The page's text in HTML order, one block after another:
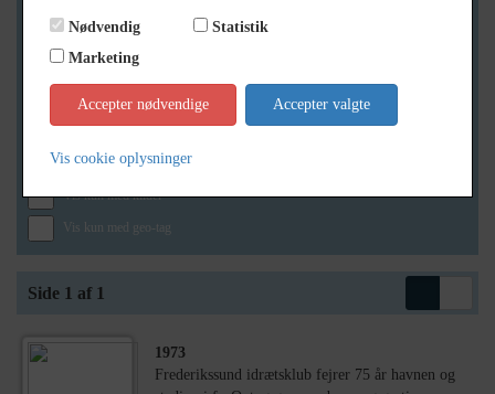
Generelt
Vis kun med billeder
Vis kun med lydklip
Vis kun med kilder
Vis kun med geo-tag
Side 1 af 1
1973
Frederikssund idrætsklub fejrer 75 år havnen og
Nødvendig
Statistik
Marketing
Accepter nødvendige Accepter valgte
Vis cookie oplysninger